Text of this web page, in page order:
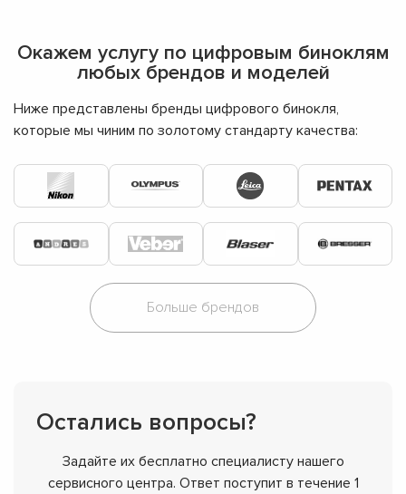
Окажем услугу по цифровым биноклям
любых брендов и моделей
Ниже представлены бренды цифрового бинокля,
которые мы чиним по золотому стандарту качества:
Больше брендов
Остались вопросы?
Задайте их бесплатно специалисту нашего
сервисного центра. Ответ поступит в течение 1